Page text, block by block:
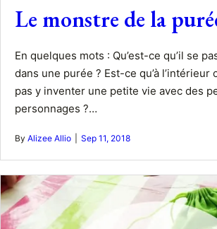
Le monstre de la
En quelques mots : Qu’est-ce qu’il se
dans une purée ? Est-ce qu’à l’intérieur
pas y inventer une petite vie avec des
personnages ?…
By Alizee Allio Sep 11, 2018